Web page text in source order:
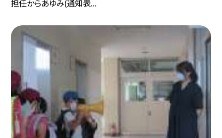
担任からあゆみ(通知表...